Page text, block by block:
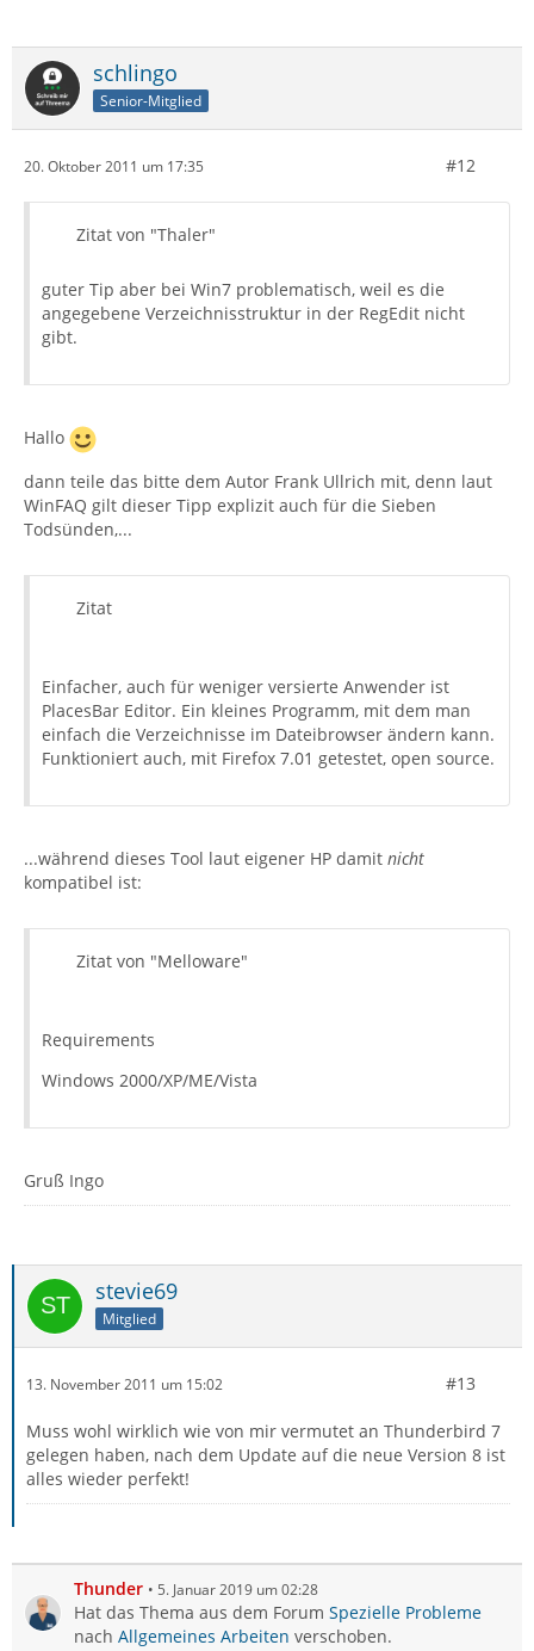
schlingo
Senior-Mitglied
20. Oktober 2011 um 17:35 #12
Zitat von "Thaler"
guter Tip aber bei Win7 problematisch, weil es die
angegebene Verzeichnisstruktur in der RegEdit nicht
gibt.
Hallo
dann teile das bitte dem Autor Frank Ullrich mit, denn laut
WinFAQ gilt dieser Tipp explizit auch für die Sieben
Todsünden,...
Zitat
Einfacher, auch für weniger versierte Anwender ist
PlacesBar Editor. Ein kleines Programm, mit dem man
einfach die Verzeichnisse im Dateibrowser ändern kann.
Funktioniert auch, mit Firefox 7.01 getestet, open source.
...während dieses Tool laut eigener HP damit nicht
kompatibel ist:
Zitat von "Melloware"
Requirements
Windows 2000/XP/ME/Vista
Gruß Ingo
stevie69
Mitglied
13. November 2011 um 15:02 #13
Muss wohl wirklich wie von mir vermutet an Thunderbird 7
gelegen haben, nach dem Update auf die neue Version 8 ist
alles wieder perfekt!
Thunder 5. Januar 2019 um 02:28
Hat das Thema aus dem Forum Spezielle Probleme
nach Allgemeines Arbeiten verschoben.